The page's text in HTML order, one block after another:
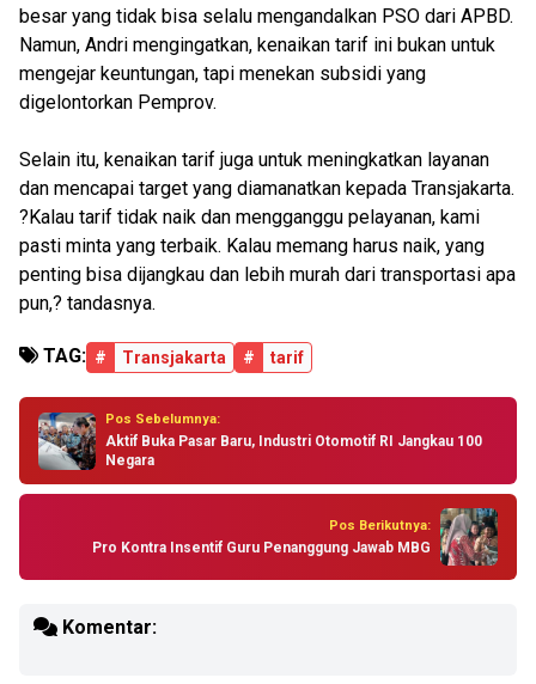
besar yang tidak bisa selalu mengandalkan PSO dari APBD.
Namun, Andri mengingatkan, kenaikan tarif ini bukan untuk
mengejar keuntungan, tapi menekan subsidi yang
digelontorkan Pemprov.
Selain itu, kenaikan tarif juga untuk meningkatkan layanan
dan mencapai target yang diamanatkan kepada Transjakarta.
?Kalau tarif tidak naik dan mengganggu pelayanan, kami
pasti minta yang terbaik. Kalau memang harus naik, yang
penting bisa dijangkau dan lebih murah dari transportasi apa
pun,? tandasnya.
TAG: # Transjakarta # tarif
Pos Sebelumnya:
Aktif Buka Pasar Baru, Industri Otomotif RI Jangkau 100
Negara
Pos Berikutnya:
Pro Kontra Insentif Guru Penanggung Jawab MBG
Komentar: